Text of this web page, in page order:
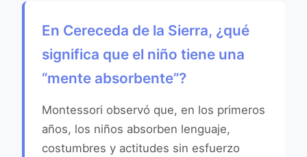
En Cereceda de la Sierra, ¿qué
significa que el niño tiene una
“mente absorbente”?
Montessori observó que, en los primeros
años, los niños absorben lenguaje,
costumbres y actitudes sin esfuerzo